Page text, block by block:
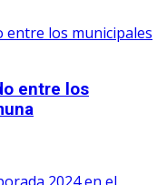
entre los